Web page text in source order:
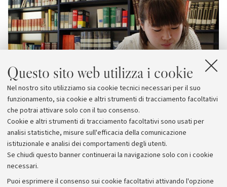
Questo sito web utilizza i cookie
Nel nostro sito utilizziamo sia cookie tecnici necessari per il suo
funzionamento, sia cookie e altri strumenti di tracciamento facoltativi
che potrai attivare solo con il tuo consenso.
Cookie e altri strumenti di tracciamento facoltativi sono usati per
analisi statistiche, misure sull'efficacia della comunicazione
istituzionale e analisi dei comportamenti degli utenti.
Se chiudi questo banner continuerai la navigazione solo con i cookie
necessari.
Puoi esprimere il consenso sui cookie facoltativi attivando l'opzione
Archivio